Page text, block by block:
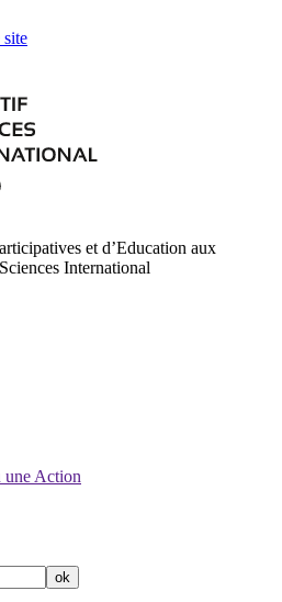
et d’Education aux
International
une Action